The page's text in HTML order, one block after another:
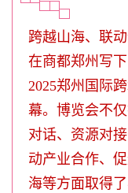
跨越山海、联
在商都郑州写
2025郑州国际
幕。博览会不
对话、资源对
动产业合作、
海等方面取得了